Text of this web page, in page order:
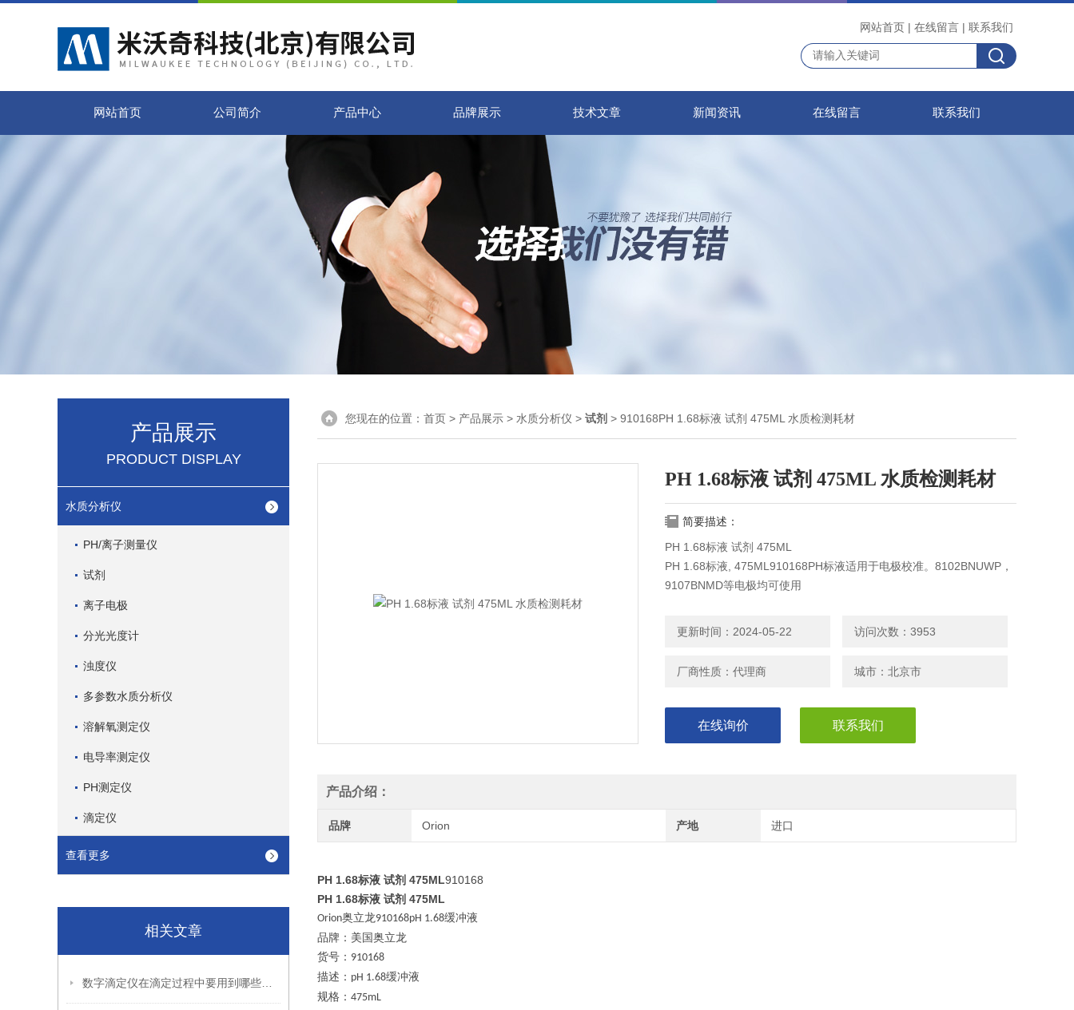
网站首页 | 在线留言 | 联系我们
网站首页 公司简介 产品中心 品牌展示 技术文章 新闻资讯 在线留言 联系我们
产品展示
PRODUCT DISPLAY
水质分析仪
PH/离子测量仪
试剂
离子电极
分光光度计
浊度仪
多参数水质分析仪
溶解氧测定仪
电导率测定仪
PH测定仪
滴定仪
查看更多
相关文章
您现在的位置： 首页 > 产品展示 > 水质分析仪 > 试剂 > 910168PH 1.68标液 试剂 475ML 水质检测耗材
PH 1.68标液 试剂 475ML 水质检测耗材
简要描述：
PH 1.68标液 试剂 475ML
PH 1.68标液, 475ML910168PH标液适用于电极校准。8102BNUWP，
9107BNMD等电极均可使用
更新时间：2024-05-22 访问次数：3953
厂商性质：代理商 城市：北京市
在线询价 联系我们
产品介绍：
品牌 Orion 产地 进口
PH 1.68标液 试剂 475ML910168
PH 1.68标液 试剂 475ML
Orion奥立龙910168pH 1.68缓冲液
品牌：美国奥立龙
货号： 910168
描述： pH 1.68缓冲液
规格： 475mL